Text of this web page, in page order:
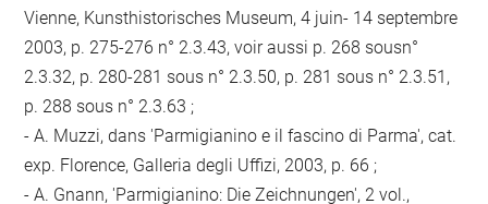
Vienne, Kunsthistorisches Museum, 4 juin- 14 septembre
2003, p. 275-276 n° 2.3.43, voir aussi p. 268 sousn°
2.3.32, p. 280-281 sous n° 2.3.50, p. 281 sous n° 2.3.51,
p. 288 sous n° 2.3.63 ;
- A. Muzzi, dans 'Parmigianino e il fascino di Parma', cat.
exp. Florence, Galleria degli Uffizi, 2003, p. 66 ;
- A. Gnann, 'Parmigianino: Die Zeichnungen', 2 vol.,